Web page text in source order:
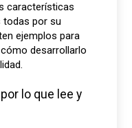
características
todas por su
ejemplos para
desarrollarlo